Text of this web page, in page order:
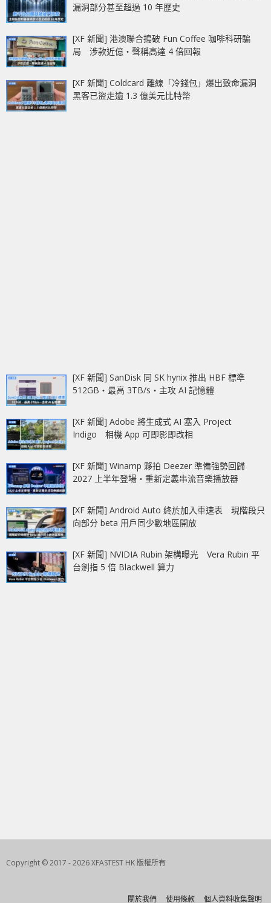
漏洞部分甚至超過 10 年歷史
[XF 新聞] 港澳聯合搗破 Fun Coffee 咖啡科研騙
局 涉款近億‧聲稱高達 4 倍回報
[XF 新聞] Coldcard 離線「冷錢包」爆出致命漏洞
黑客已盜走逾 1.3 億美元比特幣
[XF 新聞] SanDisk 同 SK hynix 推出 HBF 標準
512GB‧最高 3TB/s‧主攻 AI 記憶體
[XF 新聞] Adobe 將生成式 AI 塞入 Project
Indigo 相機 App 可即影即改相
[XF 新聞] Winamp 夥拍 Deezer 準備強勢回歸
2027 上半年登場‧重新定義串流音樂播放器
[XF 新聞] Android Auto 終於加入車速表 現階段只
向部分 beta 用戶同少數地區開放
[XF 新聞] NVIDIA Rubin 架構曝光 Vera Rubin 平
台劍指 5 倍 Blackwell 算力
Copyright © 2017 - 2026 XFASTEST HK 版權所有
關於我們 使用條款 個人資料收集聲明